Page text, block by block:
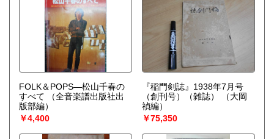
FOLK＆POPS—松山千春の
すべて
（全音楽譜出版社出
版部編）
￥4,400
『稲門剣誌』1938年7月号
（創刊号）（雑誌）
（大岡
禎編）
￥75,350